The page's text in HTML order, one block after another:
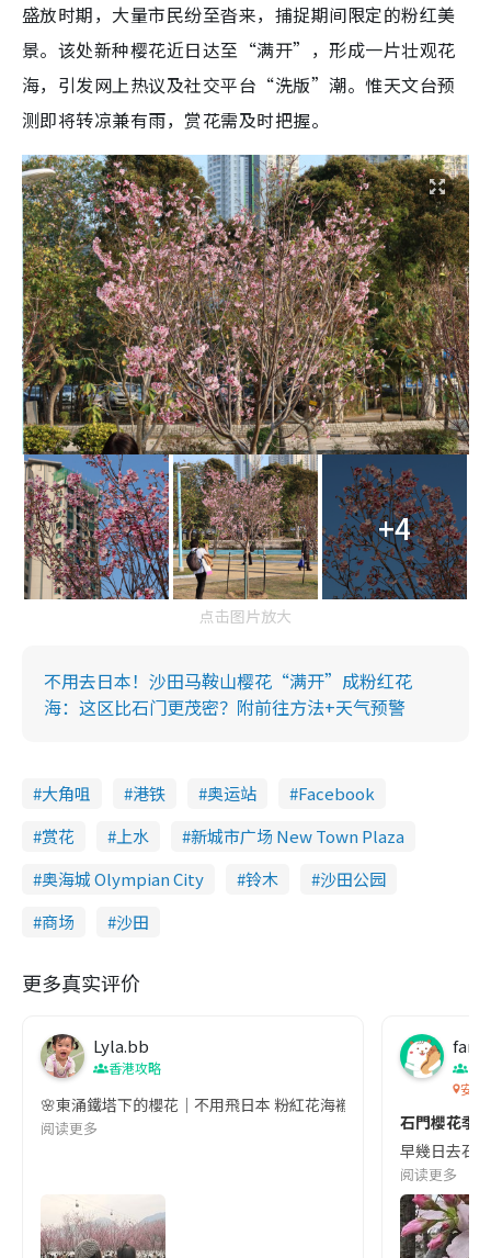
盛放时期，大量市民纷至沓来，捕捉期间限定的粉红美
景。该处新种樱花近日达至“满开”，形成一片壮观花
海，引发网上热议及社交平台“洗版”潮。惟天文台预
测即将转凉兼有雨，赏花需及时把握。
+4
点击图片放大
不用去日本！沙田马鞍山樱花“满开”成粉红花
海：这区比石门更茂密？附前往方法+天气预警
大角咀 港铁 奥运站
Facebook
赏花
上水
新城市广场 New Town Plaza
奥海城 Olympian City
铃木
沙田公园
商场
沙田
更多真实评价
Lyla.bb
香港攻略
🌸東涌鐵塔下的櫻花｜不用飛日本 粉紅花海襯著昂坪360的鋼塔
阅读更多
安景
石門櫻花季
早幾日去石
阅读更多